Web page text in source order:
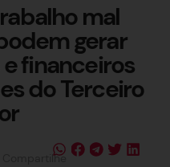
mal
gerar
financeiros
do Terceiro
Compartilhe